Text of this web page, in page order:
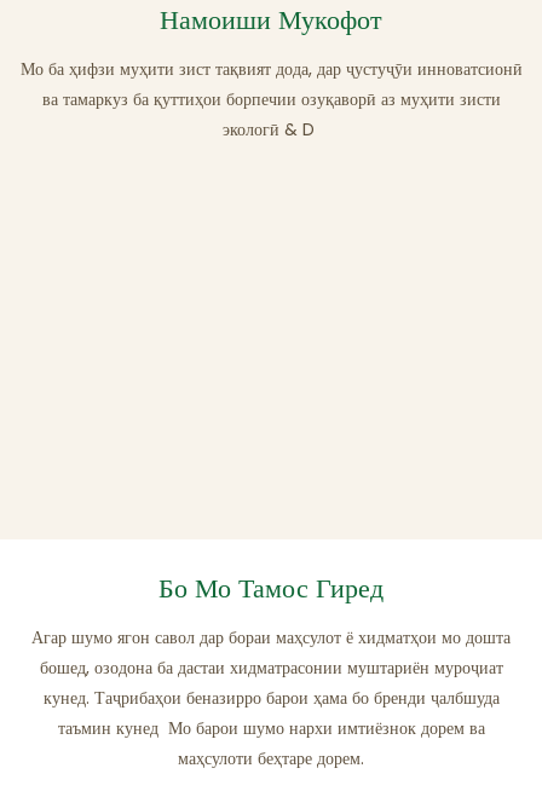
Намоиши Мукофот
Мо ба ҳифзи муҳити зист тақвият дода, дар ҷустуҷӯи инноватсионӣ
ва тамаркуз ба қуттиҳои борпечии озуқаворӣ аз муҳити зисти
экологӣ & D
Бо Мо Тамос Гиред
Агар шумо ягон савол дар бораи маҳсулот ё хидматҳои мо дошта
бошед, озодона ба дастаи хидматрасонии муштариён муроҷиат
кунед. Таҷрибаҳои беназирро барои ҳама бо бренди ҷалбшуда
таъмин кунед Мо барои шумо нархи имтиёзнок дорем ва
маҳсулоти беҳтаре дорем.